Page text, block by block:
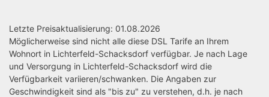
Letzte Preisaktualisierung: 01.08.2026
Möglicherweise sind nicht alle diese DSL Tarife an Ihrem
Wohnort in Lichterfeld-Schacksdorf verfügbar. Je nach Lage
und Versorgung in Lichterfeld-Schacksdorf wird die
Verfügbarkeit variieren/schwanken. Die Angaben zur
Geschwindigkeit sind als "bis zu" zu verstehen, d.h. je nach